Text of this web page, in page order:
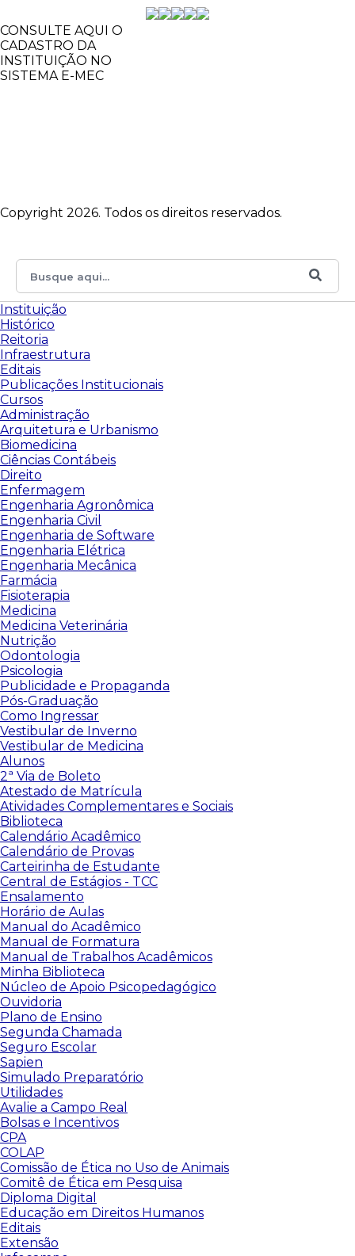
CONSULTE AQUI O
CADASTRO DA
INSTITUIÇÃO NO
SISTEMA E-MEC
Copyright 2026. Todos os direitos reservados.
Instituição
Histórico
Reitoria
Infraestrutura
Editais
Publicações Institucionais
Cursos
Administração
Arquitetura e Urbanismo
Biomedicina
Ciências Contábeis
Direito
Enfermagem
Engenharia Agronômica
Engenharia Civil
Engenharia de Software
Engenharia Elétrica
Engenharia Mecânica
Farmácia
Fisioterapia
Medicina
Medicina Veterinária
Nutrição
Odontologia
Psicologia
Publicidade e Propaganda
Pós-Graduação
Como Ingressar
Vestibular de Inverno
Vestibular de Medicina
Alunos
2ª Via de Boleto
Atestado de Matrícula
Atividades Complementares e Sociais
Biblioteca
Calendário Acadêmico
Calendário de Provas
Carteirinha de Estudante
Central de Estágios - TCC
Ensalamento
Horário de Aulas
Manual do Acadêmico
Manual de Formatura
Manual de Trabalhos Acadêmicos
Minha Biblioteca
Núcleo de Apoio Psicopedagógico
Ouvidoria
Plano de Ensino
Segunda Chamada
Seguro Escolar
Sapien
Simulado Preparatório
Utilidades
Avalie a Campo Real
Bolsas e Incentivos
CPA
COLAP
Comissão de Ética no Uso de Animais
Comitê de Ética em Pesquisa
Diploma Digital
Educação em Direitos Humanos
Editais
Extensão